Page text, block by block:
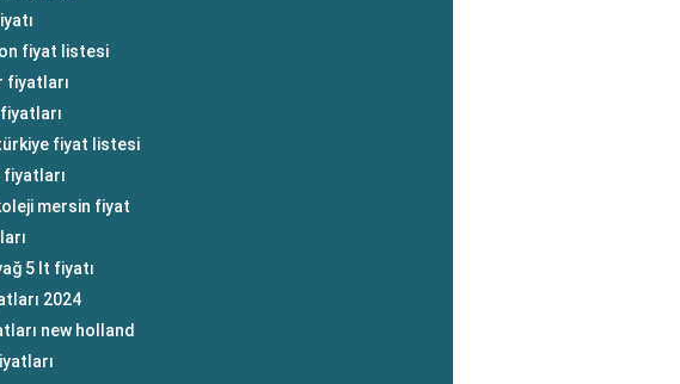
fiyat listesi
fiyatları
fiyat listesi
fiyatları
mersin fiyat
5 lt fiyatı
2024
new holland